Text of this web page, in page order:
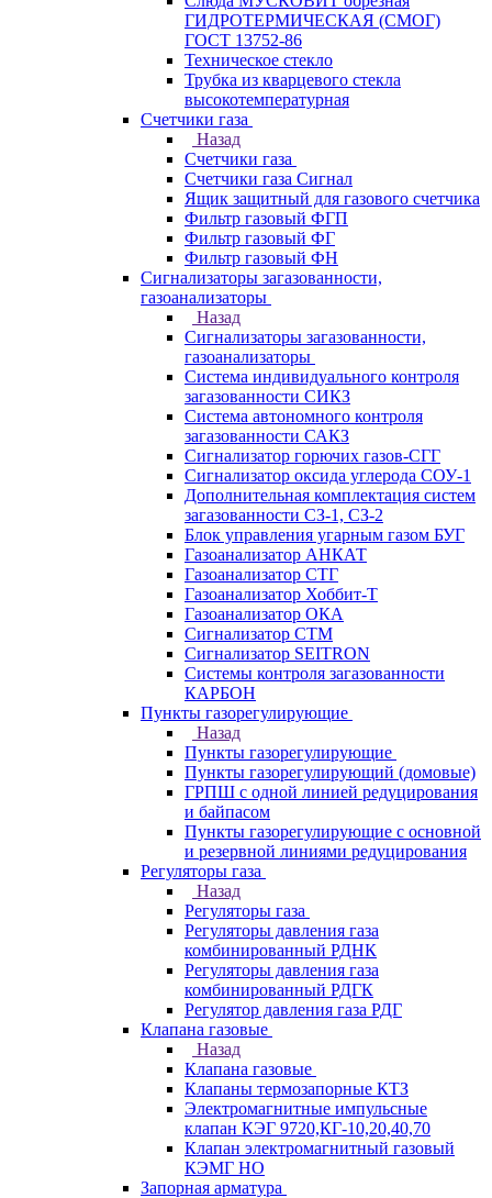
ГИДРОТЕРМИЧЕСКАЯ (СМОГ)
ГОСТ 13752-86
Техническое стекло
Трубка из кварцевого стекла
высокотемпературная
Счетчики газа
Назад
Счетчики газа
Счетчики газа Сигнал
Ящик защитный для газового счетчика
Фильтр газовый ФГП
Фильтр газовый ФГ
Фильтр газовый ФН
Сигнализаторы загазованности,
газоанализаторы
Назад
Сигнализаторы загазованности,
газоанализаторы
Система индивидуального контроля
загазованности СИКЗ
Система автономного контроля
загазованности САКЗ
Сигнализатор горючих газов-СГГ
Сигнализатор оксида углерода СОУ-1
Дополнительная комплектация систем
загазованности СЗ-1, СЗ-2
Блок управления угарным газом БУГ
Газоанализатор АНКАТ
Газоанализатор СТГ
Газоанализатор Хоббит-Т
Газоанализатор ОКА
Сигнализатор СТМ
Сигнализатор SEITRON
Системы контроля загазованности
КАРБОН
Пункты газорегулирующие
Назад
Пункты газорегулирующие
Пункты газорегулирующий (домовые)
ГРПШ с одной линией редуцирования
и байпасом
Пункты газорегулирующие с основной
и резервной линиями редуцирования
Регуляторы газа
Назад
Регуляторы газа
Регуляторы давления газа
комбинированный РДНК
Регуляторы давления газа
комбинированный РДГК
Регулятор давления газа РДГ
Клапана газовые
Назад
Клапана газовые
Клапаны термозапорные КТЗ
Электромагнитные импульсные
клапан КЭГ 9720,КГ-10,20,40,70
Клапан электромагнитный газовый
КЭМГ НО
Запорная арматура